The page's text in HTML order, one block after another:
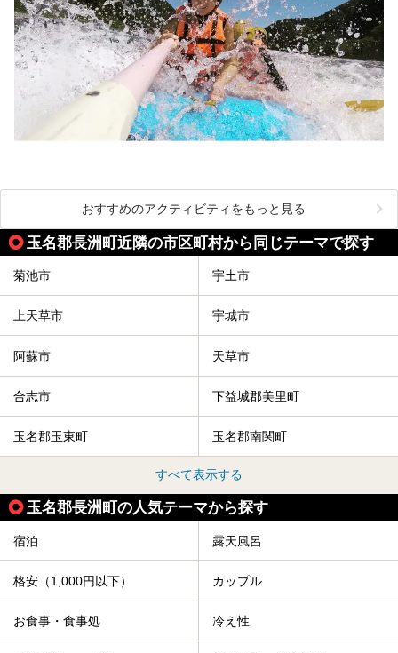
おすすめのアクティビティをもっと見る
玉名郡長洲町近隣の市区町村から同じテーマで探す
菊池市 宇土市
上天草市 宇城市
阿蘇市 天草市
合志市 下益城郡美里町
玉名郡玉東町 玉名郡南関町
すべて表示する
玉名郡長洲町の人気テーマから探す
宿泊 露天風呂
格安（1,000円以下） カップル
お食事・食事処 冷え性